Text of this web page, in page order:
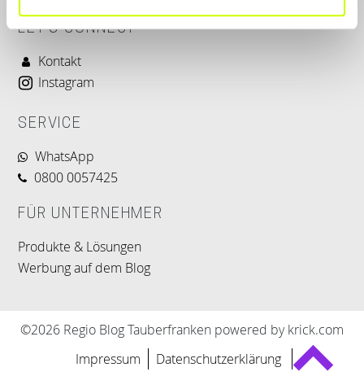
LET'S CONNECT
Kontakt
Instagram
SERVICE
WhatsApp
0800 0057425
FÜR UNTERNEHMER
Produkte & Lösungen
Werbung auf dem Blog
©2026 Regio Blog Tauberfranken powered by krick.com
Impressum
Datenschutzerklärung